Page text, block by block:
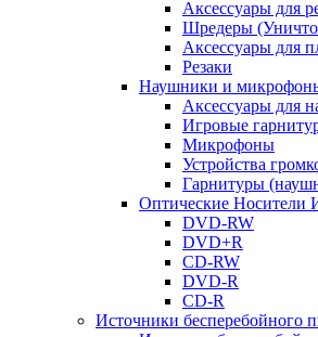
Аксессуары для
Шредеры
Аксессуары для
Резаки
Наушники и
Аксессуары для
Игровые
Микрофоны
Устройства
Гарнитуры
Оптические Носители
DVD-RW
DVD+R
CD-RW
DVD-R
CD-R
Источники бесперебойного